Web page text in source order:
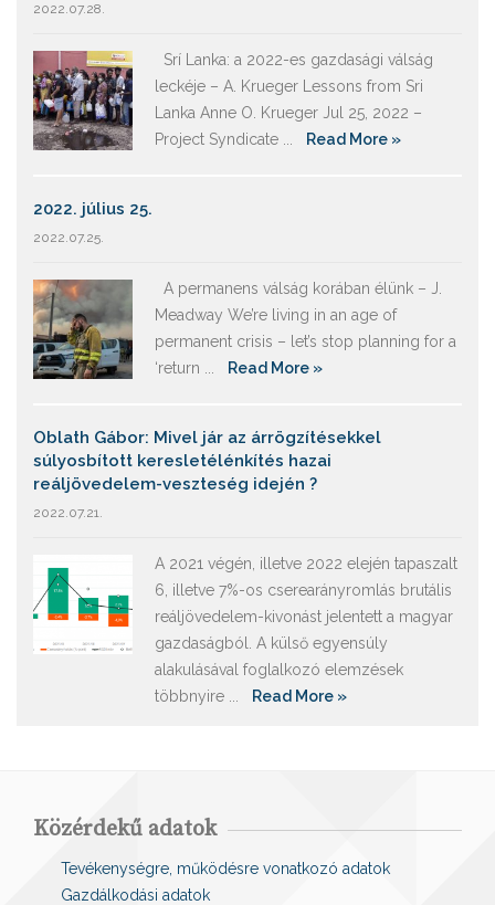
2022.07.28.
Srí Lanka: a 2022-es gazdasági válság
leckéje – A. Krueger Lessons from Sri
Lanka Anne O. Krueger Jul 25, 2022 –
Project Syndicate ...
Read More »
2022. július 25.
2022.07.25.
A permanens válság korában élünk – J.
Meadway We’re living in an age of
permanent crisis – let’s stop planning for a
‘return ...
Read More »
Oblath Gábor: Mivel jár az árrögzítésekkel
súlyosbított keresletélénkítés hazai
reáljövedelem-veszteség idején ?
2022.07.21.
A 2021 végén, illetve 2022 elején tapaszalt
6, illetve 7%-os cserearányromlás brutális
reáljövedelem-kivonást jelentett a magyar
gazdaságból. A külső egyensúly
alakulásával foglalkozó elemzések
többnyire ...
Read More »
Közérdekű adatok
Tevékenységre, működésre vonatkozó adatok
Gazdálkodási adatok